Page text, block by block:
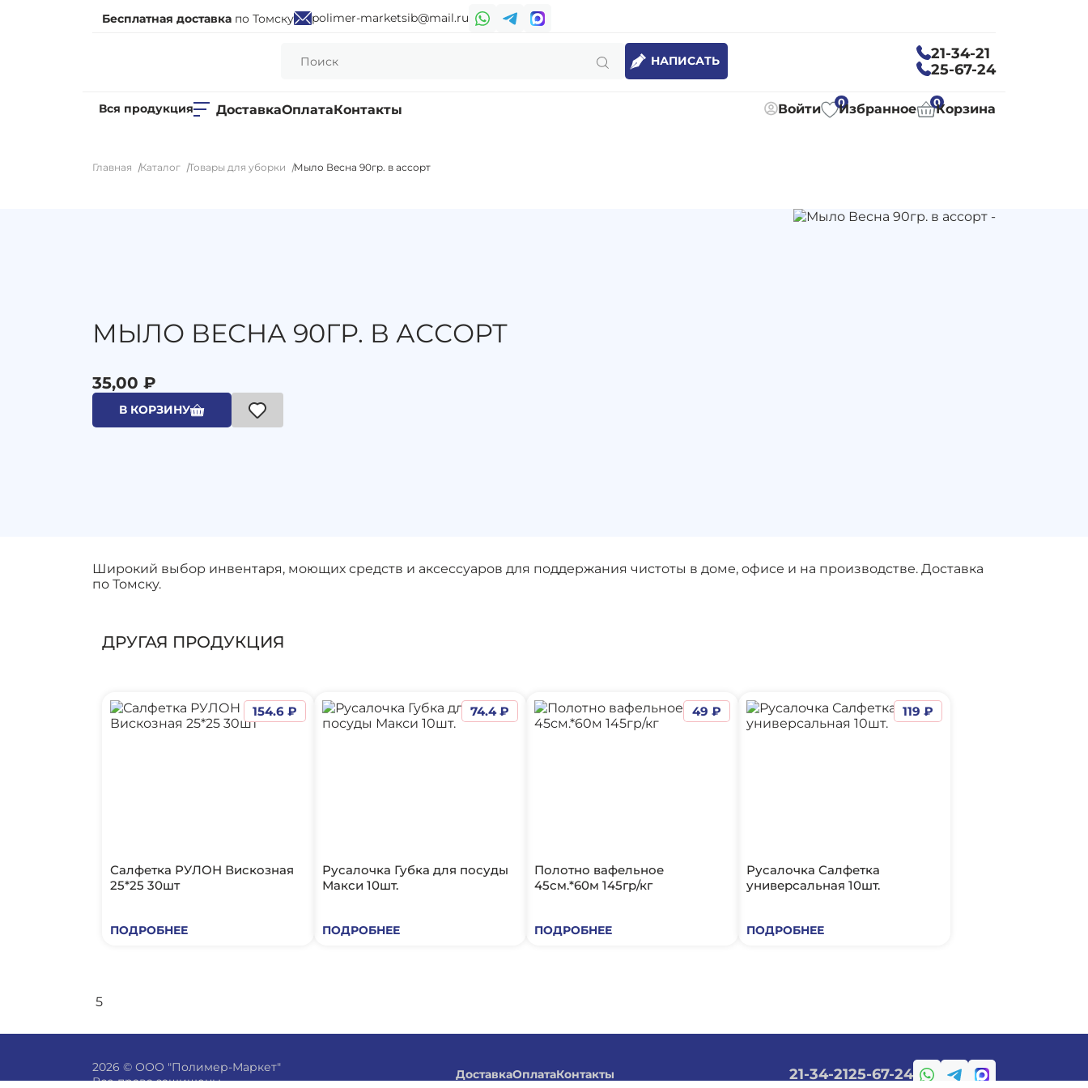
Бесплатная доставка по Томску polimer-marketsib@mail.ru
НАПИСАТЬ
21-34-21
25-67-24
Вся продукция ДоставкаОплатаКонтакты Войти 0
Избранное 0Корзина
Главная Каталог Товары для уборки Мыло Весна 90гр. в ассорт
МЫЛО ВЕСНА 90ГР. В АССОРТ
35,00 ₽
В КОРЗИНУ
Широкий выбор инвентаря, моющих средств и аксессуаров для поддержания чистоты в доме, офисе и на производстве. Доставка
по Томску.
ДРУГАЯ ПРОДУКЦИЯ
Салфетка РУЛОН Вискозная
25*25 30шт
ПОДРОБНЕЕ
154.6 ₽
Русалочка Губка для посуды
Макси 10шт.
ПОДРОБНЕЕ
74.4 ₽
Полотно вафельное
45см.*60м 145гр/кг
ПОДРОБНЕЕ
49 ₽
Русалочка Салфетка
универсальная 10шт.
ПОДРОБНЕЕ
119 ₽
5
2026 © ООО "Полимер-Маркет"
Все права защищены
ДоставкаОплатаКонтакты 21-34-2125-67-24